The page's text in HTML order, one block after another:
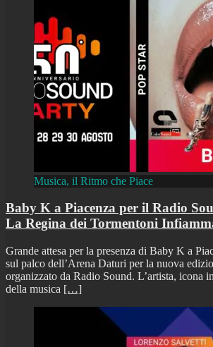
Musica, il Ritmo che Piace
Baby K a Piacenza per il Radio
La Regina dei Tormentoni
Grande attesa per la presenza di Baby K a
sul palco dell’Arena Daturi per la nuova
organizzato da Radio Sound. L’artista, icona
della musica […]